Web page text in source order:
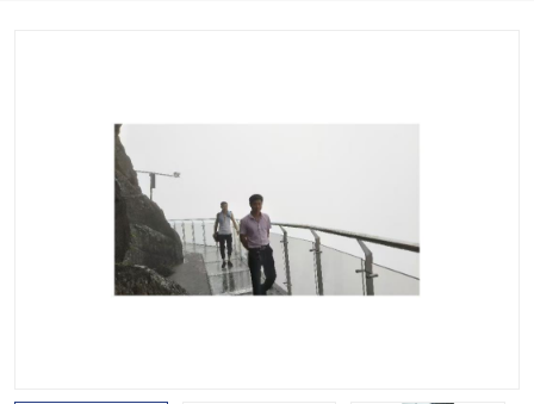
空中自行车